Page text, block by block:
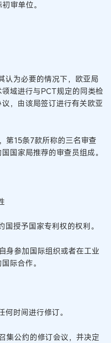
审单位。
认为必要的情况下，欧亚局
域进行与PCT规定的同类检
，由该局签订进行有关欧亚
第15条7款所称的三名审查
国家局推荐的审查员组成。
国授予国家专利权的权利。
身参加国际组织或者在工业
际合作。
何时间进行修订。
集公约的修订会议，并决定